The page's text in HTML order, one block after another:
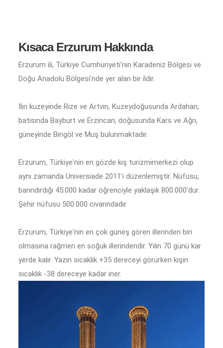
Kısaca Erzurum Hakkında
Erzurum ili, Türkiye Cumhuriyeti'nin Karadeniz Bölgesi ve
Doğu Anadolu Bölgesi'nde yer alan bir ildir.
İlin kuzeyinde Rize ve Artvin, Kuzeydoğusunda Ardahan,
batısında Bayburt ve Erzincan, doğusunda Kars ve Ağrı,
güneyinde Bingöl ve Muş bulunmaktadır.
Erzurum, Türkiye'nin en gözde kış turizmimerkezi olup
aynı zamanda Universiade 2011'i düzenlemiştir. Nüfusu,
barındırdığı 45.000 kadar öğrenciyle yaklaşık 800.000'dur.
Şehir nüfusu 500.000 civarındadır.
Erzurum, Türkiye'nin en çok güneş gören illerinden biri
olmasına rağmen en soğuk illerindendir. Yılın 70 günü kar
yerde kalır. Yazın sıcaklık +35 dereceyi görürken kışın
sıcaklık -38 dereceye kadar iner.